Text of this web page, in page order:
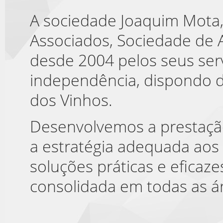
A sociedade Joaquim
Associados, Sociedade
desde 2004 pelos seus
independência, dispondo
dos Vinhos.
Desenvolvemos a
a estratégia adequada
soluções práticas e
consolidada em todas as